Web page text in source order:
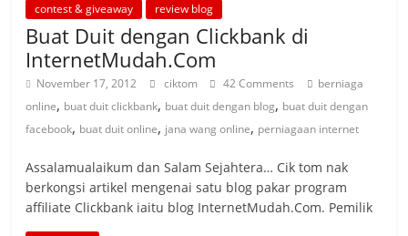
contest & giveaway review blog
Buat Duit dengan Clickbank di
InternetMudah.Com
November 17, 2012 ciktom 42 Comments
berniaga
online, buat duit clickbank, buat duit dengan blog, buat duit dengan
facebook, buat duit online, jana wang online, perniagaan internet
Assalamualaikum dan Salam Sejahtera… Cik tom nak
berkongsi artikel mengenai satu blog pakar program
affiliate Clickbank iaitu blog InternetMudah.Com. Pemilik